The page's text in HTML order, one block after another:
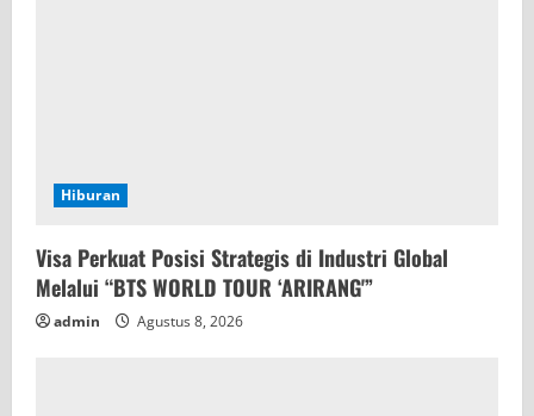
Hiburan
Visa Perkuat Posisi Strategis di Industri Global
Melalui “BTS WORLD TOUR ‘ARIRANG'”
admin Agustus 8, 2026